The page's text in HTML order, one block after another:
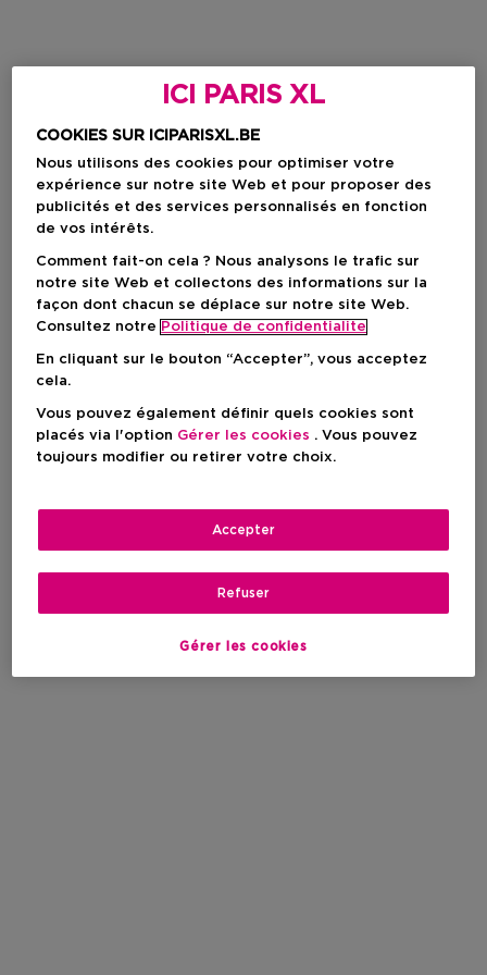
ICI PARIS XL
COOKIES SUR ICIPARISXL.BE
Nous utilisons des cookies pour optimiser votre
expérience sur notre site Web et pour proposer des
publicités et des services personnalisés en fonction
de vos intérêts.
Comment fait-on cela ? Nous analysons le trafic sur
notre site Web et collectons des informations sur la
façon dont chacun se déplace sur notre site Web.
Consultez notre Politique de confidentialite
En cliquant sur le bouton “Accepter”, vous acceptez
cela.
Vous pouvez également définir quels cookies sont
placés via l'option Gérer les cookies . Vous pouvez
toujours modifier ou retirer votre choix.
Gérer les cookies
Refuser
Accepter